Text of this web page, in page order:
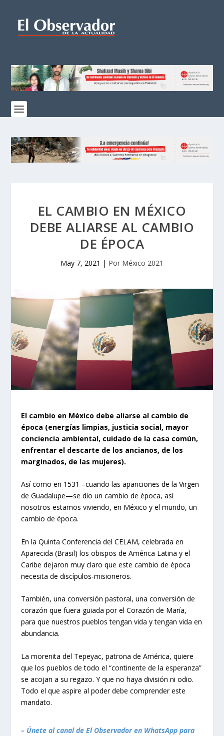
EL CAMBIO EN MÉXICO
DEBE ALIARSE AL CAMBIO
DE ÉPOCA
May 7, 2021 | Por México 2021
El cambio en México debe aliarse al cambio de
época (energías limpias, justicia social, mayor
conciencia ambiental, cuidado de la casa común,
enfrentar el descarte de los ancianos, de los
marginados, de las mujeres).
Así como en 1531 –cuando las apariciones de la Virgen
de Guadalupe—se dio un cambio de época, así
nosotros estamos viviendo, en México y el mundo, un
cambio de época.
En la Quinta Conferencia del CELAM, celebrada en
Aparecida (Brasil) los obispos de América Latina y el
Caribe dejaron muy claro que este cambio de época
necesita de discípulos-misioneros.
También, una conversión pastoral, una conversión de
corazón que fuera guiada por el Corazón de María,
para que nuestros pueblos tengan vida y tengan vida en
abundancia.
La morenita del Tepeyac, patrona de América, quiere
que los pueblos de todo el “continente de la esperanza”
se acojan a su regazo. Y que no haya división ni odio.
Todo el que aspire al poder debe comprender este
mandato.
– Únete al canal de El Observador en WhatsApp para